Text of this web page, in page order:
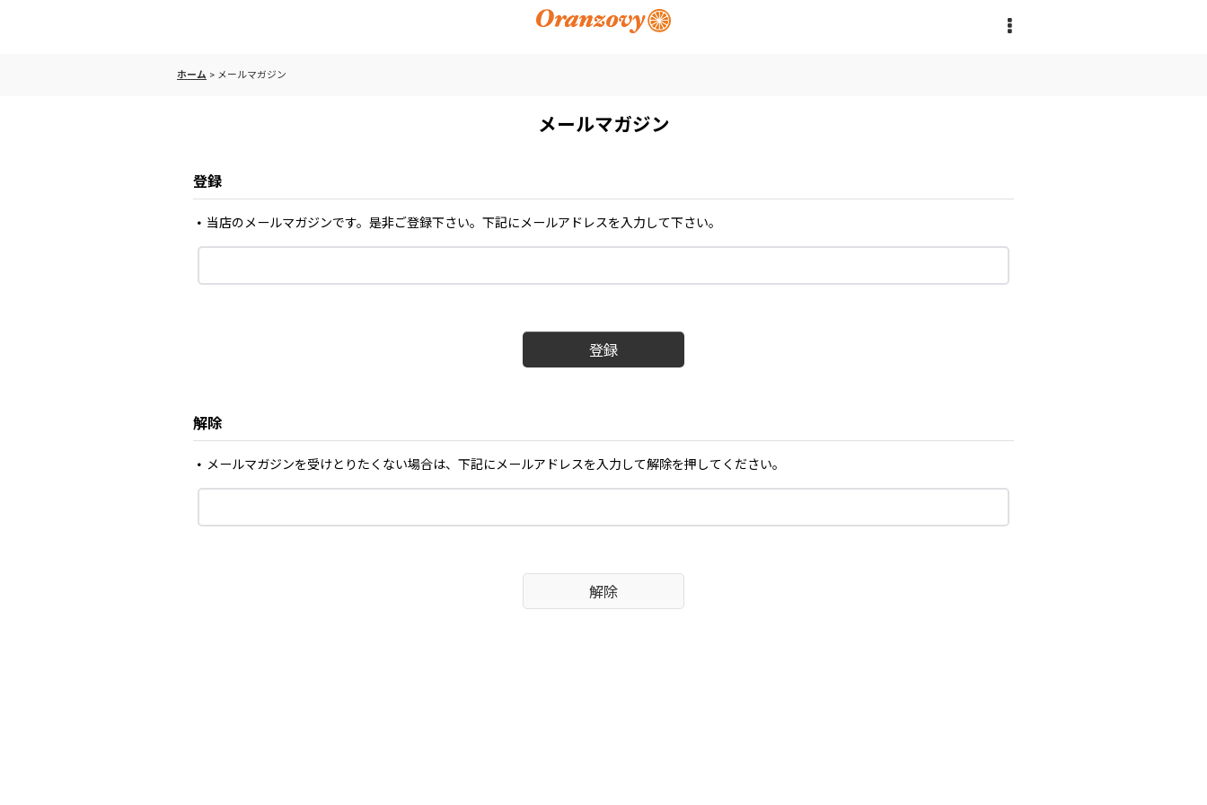
ホーム > メールマガジン
メールマガジン
登録
当店のメールマガジンです。是非ご登録下さい。下記にメールアドレスを入力して下さい。
登録
解除
メールマガジンを受けとりたくない場合は、下記にメールアドレスを入力して解除を押してください。
解除